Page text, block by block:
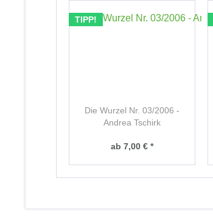
TIPP!
Die Wurzel Nr. 03/2006 -
Andrea Tschirk
ab 7,00 € *